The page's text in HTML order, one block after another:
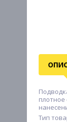
плотное
Тип